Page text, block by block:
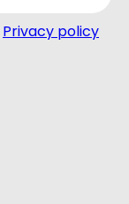
Privacy policy